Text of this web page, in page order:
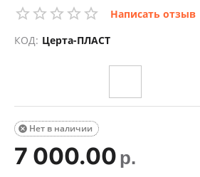
Очистка, окраска и защита металла
Краски кузнечные
Написать отзыв
КОД: Церта-ПЛАСТ
Нет в наличии

7 000.00 р.